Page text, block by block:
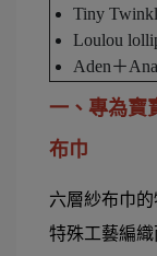
Tiny
Loulou
Aden＋
一、專為寶
布巾
六層紗布巾
特殊工藝編